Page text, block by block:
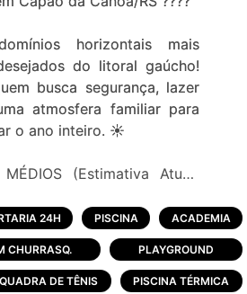
horizontais mais
do litoral gaúcho!
busca segurança, lazer
atmosfera familiar para
o ano inteiro. ☀️
MÉDIOS (Estimativa Atual)
Luxo: Projetos modernos
R$ 5 Milhões ????️ Lotes
partir de R$ 400 mil
24H PISCINA ACADEMIA
CHURRASQ. PLAYGROUND
QUADRA DE TÊNIS PISCINA TÉRMICA